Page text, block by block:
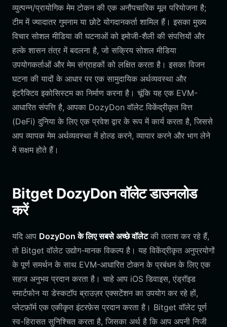
व्युत्पन्न/प्रायोगिक मेम टोकन की एक अनौपचारिक मूल परियोजना है;
टीम में ज्यादातर गुमनाम या छोटे योगदानकर्ता शामिल हैं। इसका मुख्य
विचार सोशल मीडिया की घटनाओं को इमोजी-शैली की संपत्तियों और
हल्के शासन तंत्र में बदलना है, जो सक्रिय सोशल मीडिया
उपयोगकर्ताओं और मेम संग्राहकों को लक्षित करता है। इसका विजन
घटना की यादों के आधार पर एक सामुदायिक अर्थव्यवस्था और
इंटरैक्टिव इकोसिस्टम का निर्माण करना है। चूंकि यह एक EVM-
आधारित संपत्ति है, आपका DozyDon वॉलेट विकेंद्रीकृत वित्त
(DeFi) दुनिया के लिए एक प्रवेश द्वार के रूप में कार्य करता है, जिससे
आप व्यापक मेम अर्थव्यवस्था में होल्ड करने, व्यापार करने और भाग लेने
में सक्षम होते हैं।
Bitget DozyDon वॉलेट डाउनलोड
करें
यदि आप DozyDon के लिए सबसे अच्छे वॉलेटकी तलाश कर रहे हैं,
तो Bitget वॉलेट उद्योग-मानक विकल्प है। यह विकेंद्रीकृत अनुप्रयोगों
के पूर्ण समर्थन के साथ EVM-आधारित टोकन के प्रबंधन के लिए एक
सहज अनुभव प्रदान करता है। चाहे आप iOS डिवाइस, एंड्रॉइड
स्मार्टफोन या डेस्कटॉप ब्राउज़र एक्सटेंशन का उपयोग कर रहे हों,
प्लेटफ़ॉर्म एक एकीकृत इंटरफ़ेस प्रदान करता है। Bitget वॉलेट पूर्ण
स्व-हिरासत सुनिश्चित करता है, जिसका अर्थ है कि आप अपनी निजी